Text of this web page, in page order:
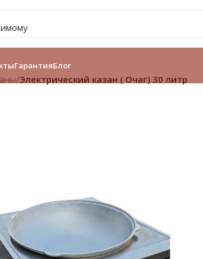
ГарантияБлог
/Электрический казан ( Очаг) 30 литр